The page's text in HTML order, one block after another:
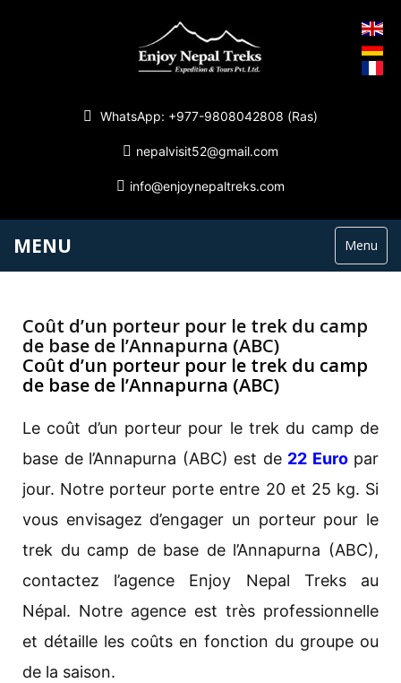
WhatsApp: +977-9808042808 (Ras)
nepalvisit52@gmail.com
info@enjoynepaltreks.com
MENU Menu
Coût d’un porteur pour le trek du camp
de base de l’Annapurna (ABC)
Coût d’un porteur pour le trek du camp
de base de l’Annapurna (ABC)
Le coût d’un porteur pour le trek du camp de
base de l’Annapurna (ABC) est de 22 Europar
jour. Notre porteur porte entre 20 et 25 kg. Si
vous envisagez d’engager un porteur pour le
trek du camp de base de l’Annapurna (ABC),
contactez l’agence Enjoy Nepal Treks au
Népal. Notre agence est très professionnelle
et détaille les coûts en fonction du groupe ou
de la saison.